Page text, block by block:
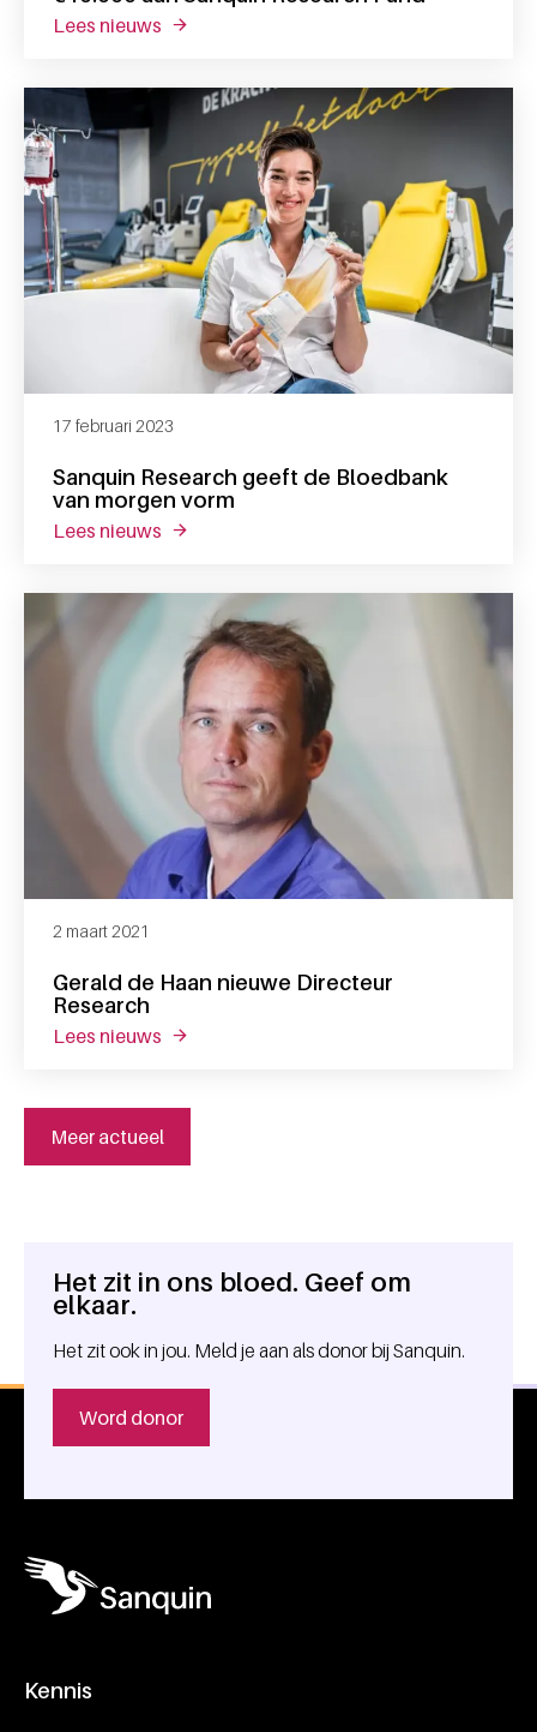
lees nieuws over nabestaanden lisa bomers doneren
Sanquin Research geeft de Bloedbank
van morgen vorm
17 februari 2023
lees nieuws over sanquin research geeft de bloedbank
Gerald de Haan nieuwe Directeur
Research
2 maart 2021
lees nieuws over gerald de haan nieuwe directeur
Meer actueel
Algemene informatie
Het zit in ons bloed. Geef om
elkaar.
Het zit ook in jou. Meld je aan als donor bij Sanquin.
Word donor
Kennis